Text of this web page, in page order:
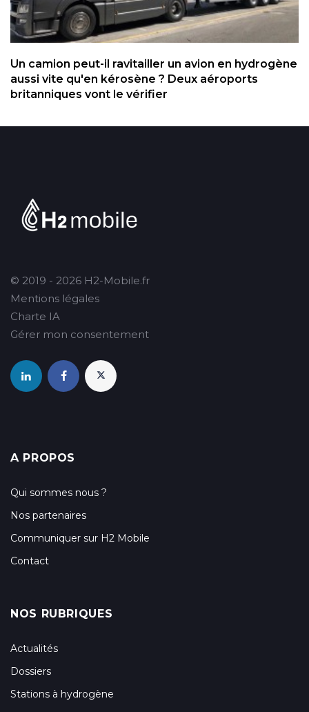
Un camion peut-il ravitailler un avion en hydrogène
aussi vite qu'en kérosène ? Deux aéroports
britanniques vont le vérifier
© 2019 - 2026 H2-Mobile.fr
Mentions légales
Charte IA
Gérer mon consentement
A PROPOS
Qui sommes nous ?
Nos partenaires
Communiquer sur H2 Mobile
Contact
NOS RUBRIQUES
Actualités
Dossiers
Stations à hydrogène